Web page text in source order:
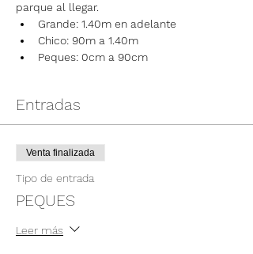
parque al llegar.
Grande: 1.40m en adelante
Chico: 90m a 1.40m
Peques: 0cm a 90cm
Entradas
Venta finalizada
Tipo de entrada
PEQUES
Leer más